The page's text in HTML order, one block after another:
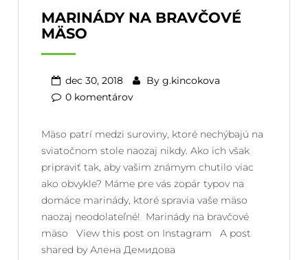
MARINÁDY NA BRAVČOVÉ
MÄSO
dec 30, 2018 By g.kincokova
0 komentárov
Mäso patrí medzi suroviny, ktoré nechýbajú na
sviatočnom stole naozaj nikdy. Ako ich však
pripraviť tak, aby vašim známym chutilo viac
ako obvykle? Máme pre vás zopár typov na
domáce marinády, ktoré spravia vaše mäso
naozaj neodolateľné! Marinády na bravčové
mäso View this post on Instagram A post
shared by Алена Демидова